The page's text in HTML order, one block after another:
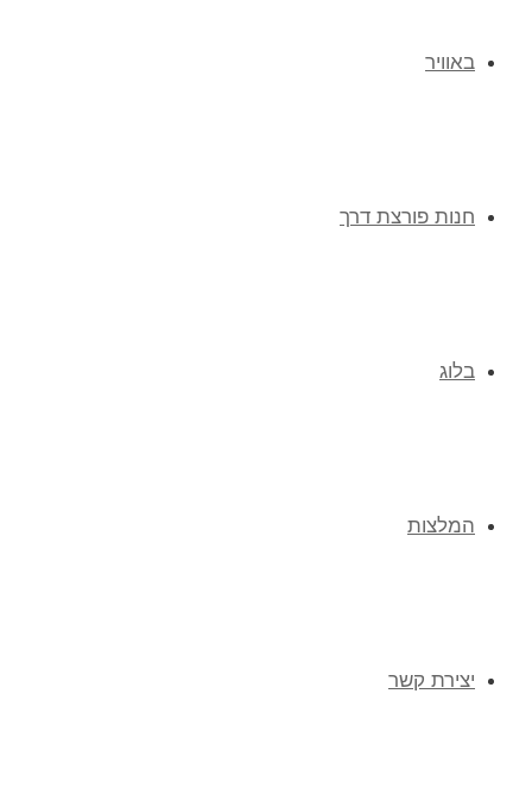
באוויר
חנות פורצת דרך
בלוג
המלצות
יצירת קשר